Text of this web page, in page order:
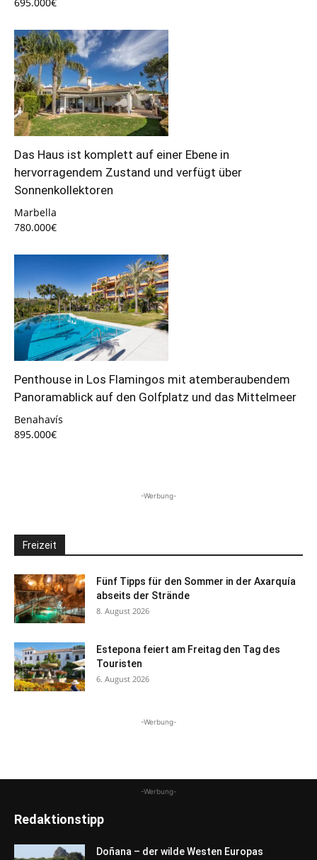
695.000€
Das Haus ist komplett auf einer Ebene in
hervorragendem Zustand und verfügt über
Sonnenkollektoren
Marbella
780.000€
Penthouse in Los Flamingos mit atemberaubendem
Panoramablick auf den Golfplatz und das Mittelmeer
Benahavís
895.000€
-Werbung-
Freizeit
Fünf Tipps für den Sommer in der Axarquía
abseits der Strände
8. August 2026
Estepona feiert am Freitag den Tag des
Touristen
6. August 2026
-Werbung-
-Werbung-
Redaktionstipp
Doñana – der wilde Westen Europas